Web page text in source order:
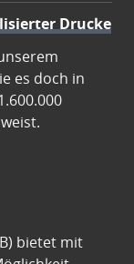
Drucke
es doch in
bietet mit